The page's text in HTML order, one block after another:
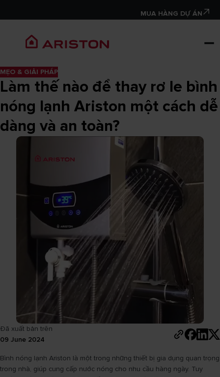
MUA HÀNG DỰ ÁN
MẸO & GIẢI PHÁP
Làm thế nào để thay rơ le bình
nóng lạnh Ariston một cách dễ
dàng và an toàn?
Đã xuất bản trên
09 June 2024
Bình nóng lạnh Ariston là một trong những thiết bị gia dụng quan trọng
trong nhà, giúp cung cấp nước nóng cho nhu cầu hàng ngày. Tuy